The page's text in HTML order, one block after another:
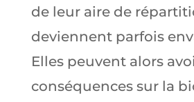
de leur aire de
deviennent parfois
Elles peuvent alors
conséquences sur la